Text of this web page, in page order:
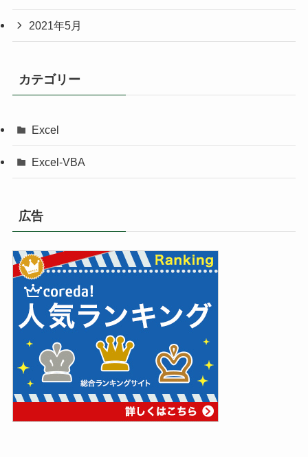
2021年5月
カテゴリー
Excel
Excel-VBA
広告